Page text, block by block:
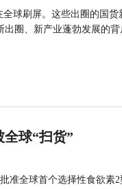
全球刷屏。这些出圈的国
出圈、新产业蓬勃发展的背
全球“扫货”
准全球首个选择性食欲素